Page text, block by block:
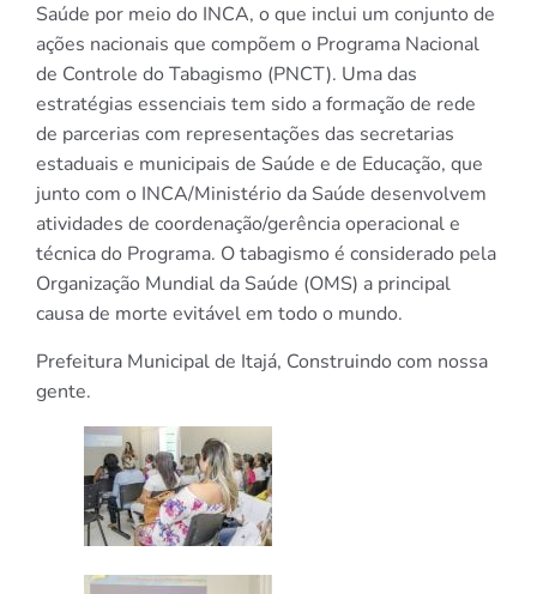
Saúde por meio do INCA, o que inclui um conjunto de
ações nacionais que compõem o Programa Nacional
de Controle do Tabagismo (PNCT). Uma das
estratégias essenciais tem sido a formação de rede
de parcerias com representações das secretarias
estaduais e municipais de Saúde e de Educação, que
junto com o INCA/Ministério da Saúde desenvolvem
atividades de coordenação/gerência operacional e
técnica do Programa. O tabagismo é considerado pela
Organização Mundial da Saúde (OMS) a principal
causa de morte evitável em todo o mundo.
Prefeitura Municipal de Itajá, Construindo com nossa
gente.